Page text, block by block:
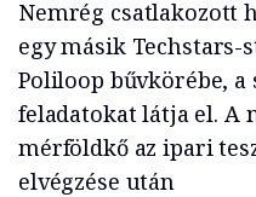
Nemrég csatlakozott
egy másik
Poliloop bűvkörébe, a
feladatokat látja el. A
mérföldkő az ipari
elvégzése után